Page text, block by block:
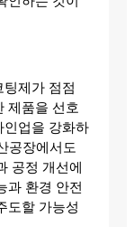
제가 점점
제품을 선호
인업을 강화하
공장에서도
공정 개선에
과 환경 안전
도할 가능성